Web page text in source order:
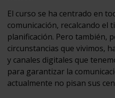
El curso se ha centrado en
comunicación, recalcando el
planificación. Pero también,
circunstancias que vivimos,
y canales digitales que
para garantizar la
actualmente no pisan sus